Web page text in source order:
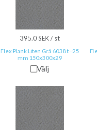
395.0 SEK / st
Flex Plank Liten Grå 6038 t=25
mm 150x300x29
Välj